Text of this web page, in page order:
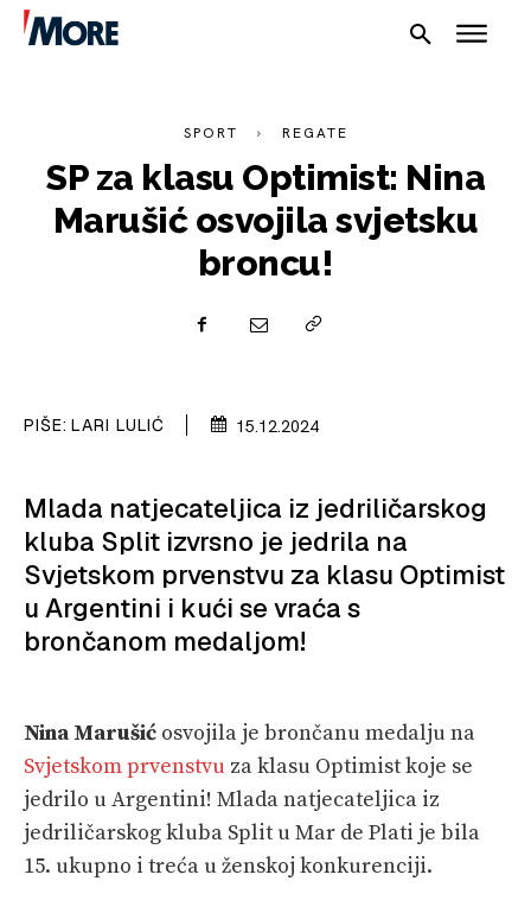
PLOVIDBA
SPIZA
VELIKE PRIČE
PRETPLATA
SHOP
SPORT REGATE
SP za klasu Optimist: Nina
Marušić osvojila svjetsku
broncu!
PIŠE: LARI LULIĆ 15.12.2024
Mlada natjecateljica iz jedriličarskog
kluba Split izvrsno je jedrila na
Svjetskom prvenstvu za klasu Optimist
u Argentini i kući se vraća s
brončanom medaljom!
Nina Marušić osvojila je brončanu medalju na
Svjetskom prvenstvu za klasu Optimist koje se
jedrilo u Argentini! Mlada natjecateljica iz
jedriličarskog kluba Split u Mar de Plati je bila
15. ukupno i treća u ženskoj konkurenciji.